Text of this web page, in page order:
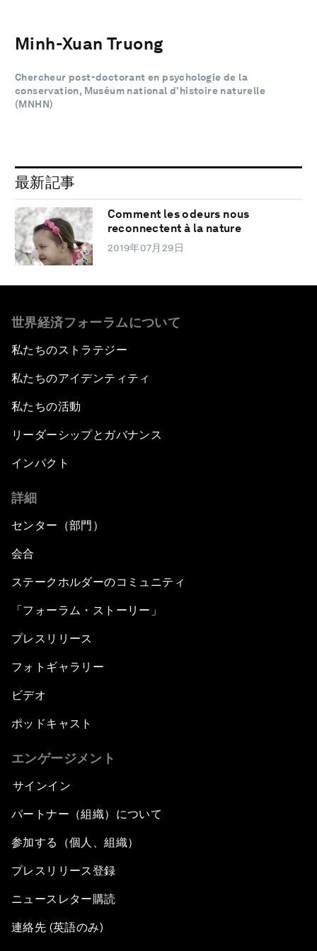
Minh-Xuan Truong
Chercheur post-doctorant en psychologie de la
conservation, Muséum national d’histoire naturelle
(MNHN)
最新記事
Comment les odeurs nous
reconnectent à la nature
2019年07月29日
世界経済フォーラムについて
私たちのストラテジー
私たちのアイデンティティ
私たちの活動
リーダーシップとガバナンス
インパクト
詳細
センター（部門）
会合
ステークホルダーのコミュニティ
「フォーラム・ストーリー」
プレスリリース
フォトギャラリー
ビデオ
ポッドキャスト
エンゲージメント
サインイン
パートナー（組織）について
参加する（個人、組織）
プレスリリース登録
ニュースレター購読
連絡先 (英語のみ)